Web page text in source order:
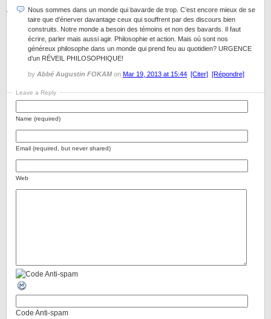
Nous sommes dans un monde qui bavarde de trop. C’est encore mieux de se
taire que d’énerver davantage ceux qui souffrent par des discours bien
construits. Notre monde a besoin des témoins et non des bavards. Il faut
écrire, parler mais aussi agir. Philosophie et action. Mais où sont nos
généreux philosophe dans un monde qui prend feu au quotidien? URGENCE
d’un RÉVEIL PHILOSOPHIQUE!
by Abbé Augustin FOKAMon Mar 19, 2013 at 15:44 [Citer] [Répondre]
Leave a Reply
Name (required)
Email (required, but never shared)
Web
Code Anti-spam